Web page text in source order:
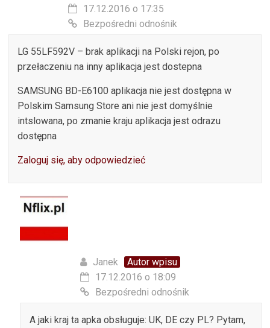
17.12.2016 o 17:35
Bezpośredni odnośnik
LG 55LF592V – brak aplikacji na Polski rejon, po
przełaczeniu na inny aplikacja jest dostepna
SAMSUNG BD-E6100 aplikacja nie jest dostępna w
Polskim Samsung Store ani nie jest domyślnie
intslowana, po zmanie kraju aplikacja jest odrazu
dostępna
Zaloguj się, aby odpowiedzieć
Janek
Autor wpisu
17.12.2016 o 18:09
Bezpośredni odnośnik
A jaki kraj ta apka obsługuje: UK, DE czy PL? Pytam,